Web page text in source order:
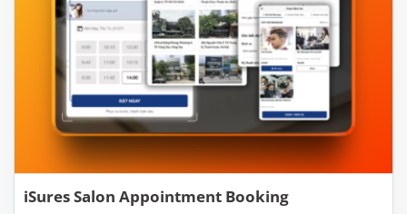
iSures Salon Appointment Booking